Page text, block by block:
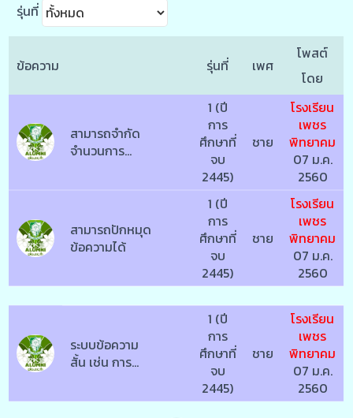
รุ่นที่
ข้อความ รุ่นที่ เพศ
โพสต์
โดย
สามารถจำกัด
จำนวนการ
1 (ปี
การ
ศึกษาที่
จบ
2445)
ชาย
โรงเรียน
เพชร
พิทยาคม
07 ม.ค.
2560
สามารถปักหมุด
ข้อความได้
1 (ปี
การ
ศึกษาที่
จบ
2445)
ชาย
โรงเรียน
เพชร
พิทยาคม
07 ม.ค.
2560
ระบบข้อความ
สั้น เช่น การ
หาเพื่อนคุย
1 (ปี
การ
ศึกษาที่
จบ
2445)
ชาย
โรงเรียน
เพชร
พิทยาคม
07 ม.ค.
2560